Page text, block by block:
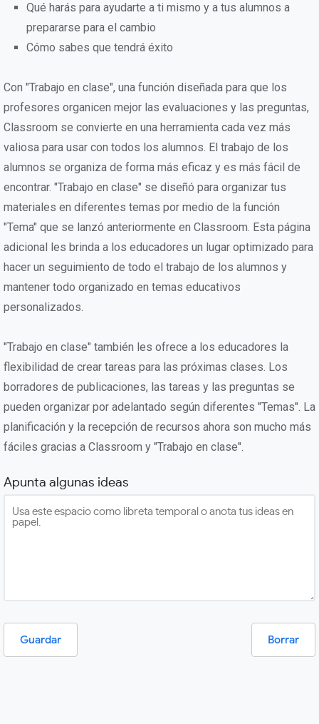
Qué harás para ayudarte a ti mismo y a tus alumnos a
prepararse para el cambio
Cómo sabes que tendrá éxito
Con "Trabajo en clase", una función diseñada para que los
profesores organicen mejor las evaluaciones y las preguntas,
Classroom se convierte en una herramienta cada vez más
valiosa para usar con todos los alumnos. El trabajo de los
alumnos se organiza de forma más eficaz y es más fácil de
encontrar. "Trabajo en clase" se diseñó para organizar tus
materiales en diferentes temas por medio de la función
"Tema" que se lanzó anteriormente en Classroom. Esta página
adicional les brinda a los educadores un lugar optimizado para
hacer un seguimiento de todo el trabajo de los alumnos y
mantener todo organizado en temas educativos
personalizados.
"Trabajo en clase" también les ofrece a los educadores la
flexibilidad de crear tareas para las próximas clases. Los
borradores de publicaciones, las tareas y las preguntas se
pueden organizar por adelantado según diferentes "Temas". La
planificación y la recepción de recursos ahora son mucho más
fáciles gracias a Classroom y "Trabajo en clase".
Apunta algunas ideas
Guardar Borrar